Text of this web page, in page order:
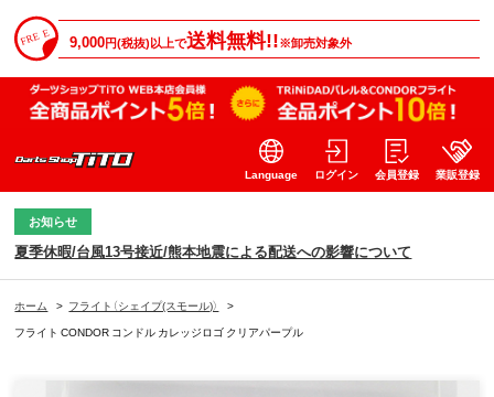
9,000円(税抜)以上で送料無料!!※卸売対象外
Language ログイン 会員登録 業販登録
お知らせ
夏季休暇/台風13号接近/熊本地震による配送への影響について
ホーム > フライト（シェイプ(スモール)）
>
フライト CONDOR コンドル カレッジロゴ クリアパープル